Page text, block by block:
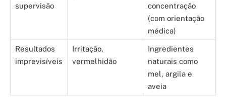
supervisão
concentração
(com orientação
médica)
Resultados
imprevisíveis
Irritação,
vermelhidão
Ingredientes
naturais como
mel, argila e
aveia